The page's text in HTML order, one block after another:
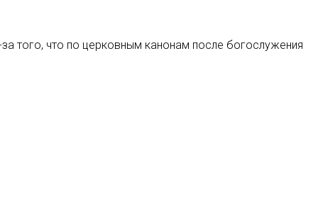
того, что по церковным канонам после богослужения